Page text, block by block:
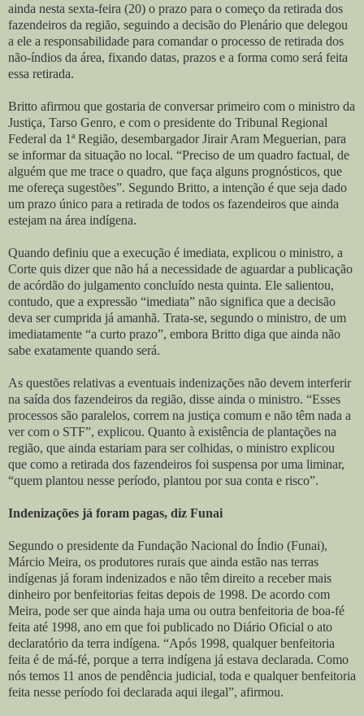
ainda nesta sexta-feira (20) o prazo para o começo da retirada dos
fazendeiros da região, seguindo a decisão do Plenário que delegou
a ele a responsabilidade para comandar o processo de retirada dos
não-índios da área, fixando datas, prazos e a forma como será feita
essa retirada.
Britto afirmou que gostaria de conversar primeiro com o ministro da
Justiça, Tarso Genro, e com o presidente do Tribunal Regional
Federal da 1ª Região, desembargador Jirair Aram Meguerian, para
se informar da situação no local. “Preciso de um quadro factual, de
alguém que me trace o quadro, que faça alguns prognósticos, que
me ofereça sugestões”. Segundo Britto, a intenção é que seja dado
um prazo único para a retirada de todos os fazendeiros que ainda
estejam na área indígena.
Quando definiu que a execução é imediata, explicou o ministro, a
Corte quis dizer que não há a necessidade de aguardar a publicação
de acórdão do julgamento concluído nesta quinta. Ele salientou,
contudo, que a expressão “imediata” não significa que a decisão
deva ser cumprida já amanhã. Trata-se, segundo o ministro, de um
imediatamente “a curto prazo”, embora Britto diga que ainda não
sabe exatamente quando será.
As questões relativas a eventuais indenizações não devem interferir
na saída dos fazendeiros da região, disse ainda o ministro. “Esses
processos são paralelos, correm na justiça comum e não têm nada a
ver com o STF”, explicou. Quanto à existência de plantações na
região, que ainda estariam para ser colhidas, o ministro explicou
que como a retirada dos fazendeiros foi suspensa por uma liminar,
“quem plantou nesse período, plantou por sua conta e risco”.
Indenizações já foram pagas, diz Funai
Segundo o presidente da Fundação Nacional do Índio (Funai),
Márcio Meira, os produtores rurais que ainda estão nas terras
indígenas já foram indenizados e não têm direito a receber mais
dinheiro por benfeitorias feitas depois de 1998. De acordo com
Meira, pode ser que ainda haja uma ou outra benfeitoria de boa-fé
feita até 1998, ano em que foi publicado no Diário Oficial o ato
declaratório da terra indígena. “Após 1998, qualquer benfeitoria
feita é de má-fé, porque a terra indígena já estava declarada. Como
nós temos 11 anos de pendência judicial, toda e qualquer benfeitoria
feita nesse período foi declarada aqui ilegal”, afirmou.